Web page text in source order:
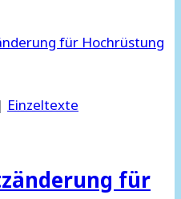
| Einzeltexte
für